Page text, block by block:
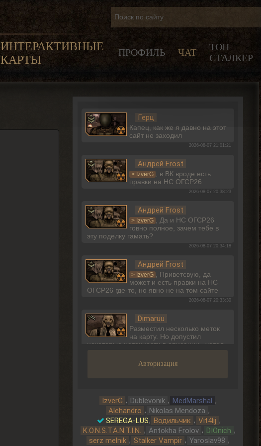
ИНТЕРАКТИВНЫЕ
КАРТЫ
ПРОФИЛЬ ЧАТ
ТОП
СТАЛКЕР
Герц
Капец, как же я давно на этот
сайт не заходил
2026-08-07 21:01:21
Андрей Frost
> IzverG , в ВК вроде есть
правки на НС ОГСР26
2026-08-07 20:38:23
Андрей Frost
> IzverG , Да и НС ОГСР26
говно полное, зачем тебе в
эту поделку гамать?
2026-08-07 20:34:18
Андрей Frost
> IzverG , Приветсвую, да
может и есть правки на НС
ОГСР26 где-то, но явно не на том сайте
2026-08-07 20:33:30
Dimaruu
Разместил несколько меток
на карту. Но допустил
некоторые неточности в описании...хотел
Имею ввиду метки
2026-08-07 17:26:18
Dimaruu
Привет
Авторизация
IzverG , Dublevonik , MedMarshal ,
Alehandro , Nikolas Mendoza ,
SEREGA-LUS, Водильчик , Vit4lij ,
K.O.N.S.T.A.N.T.I.N. , Antokha Frolov , DIOnich ,
serz melnik , Stalker Vampir , Yaroslav98 ,